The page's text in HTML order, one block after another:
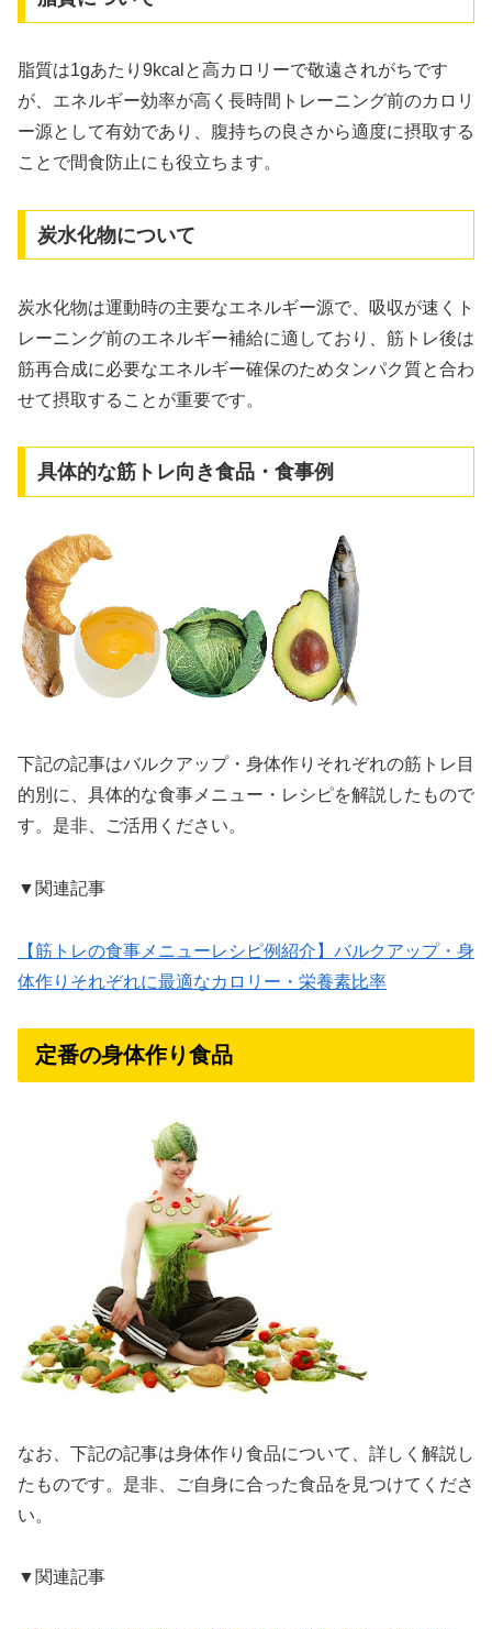
脂質は1gあたり9kcalと高カロリーで敬遠されがちです
が、エネルギー効率が高く長時間トレーニング前のカロリ
ー源として有効であり、腹持ちの良さから適度に摂取する
ことで間食防止にも役立ちます。
炭水化物について
炭水化物は運動時の主要なエネルギー源で、吸収が速くト
レーニング前のエネルギー補給に適しており、筋トレ後は
筋再合成に必要なエネルギー確保のためタンパク質と合わ
せて摂取することが重要です。
具体的な筋トレ向き食品・食事例
下記の記事はバルクアップ・身体作りそれぞれの筋トレ目
的別に、具体的な食事メニュー・レシピを解説したもので
す。是非、ご活用ください。
▼関連記事
【筋トレの食事メニューレシピ例紹介】バルクアップ・身
体作りそれぞれに最適なカロリー・栄養素比率
定番の身体作り食品
なお、下記の記事は身体作り食品について、詳しく解説し
たものです。是非、ご自身に合った食品を見つけてくださ
い。
▼関連記事